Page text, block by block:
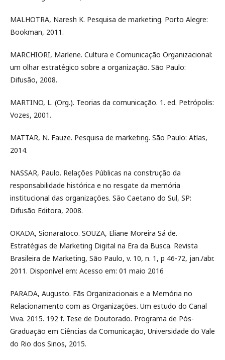
MALHOTRA, Naresh K. Pesquisa de marketing. Porto Alegre:
Bookman, 2011.
MARCHIORI, Marlene. Cultura e Comunicação Organizacional:
um olhar estratégico sobre a organização. São Paulo:
Difusão, 2008.
MARTINO, L. (Org.). Teorias da comunicação. 1. ed. Petrópolis:
Vozes, 2001.
MATTAR, N. Fauze. Pesquisa de marketing. São Paulo: Atlas,
2014.
NASSAR, Paulo. Relações Públicas na construção da
responsabilidade histórica e no resgate da memória
institucional das organizações. São Caetano do Sul, SP:
Difusão Editora, 2008.
OKADA, SionaraIoco. SOUZA, Eliane Moreira Sá de.
Estratégias de Marketing Digital na Era da Busca. Revista
Brasileira de Marketing, São Paulo, v. 10, n. 1, p 46-72, jan./abr.
2011. Disponível em: Acesso em: 01 maio 2016
PARADA, Augusto. Fãs Organizacionais e a Memória no
Relacionamento com as Organizações. Um estudo do Canal
Viva. 2015. 192 f. Tese de Doutorado. Programa de Pós-
Graduação em Ciências da Comunicação, Universidade do Vale
do Rio dos Sinos, 2015.